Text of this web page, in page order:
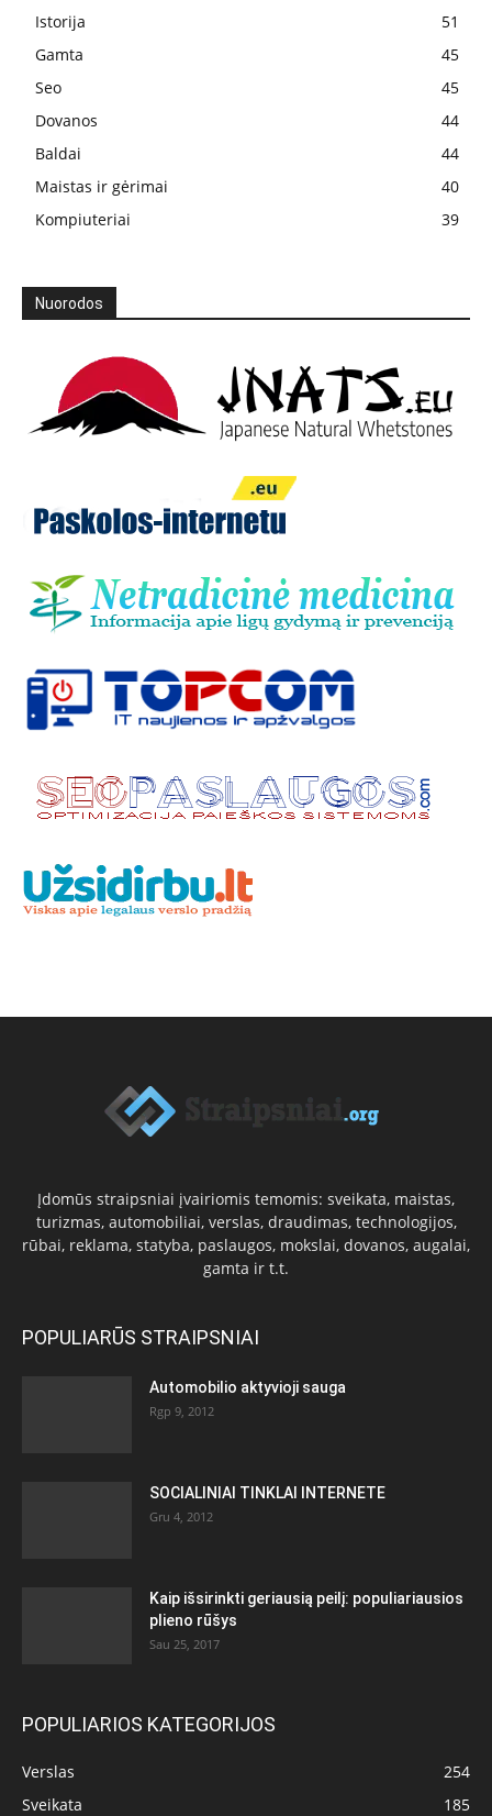
Istorija
51
Gamta
45
Seo
45
Dovanos
44
Baldai
44
Maistas ir gėrimai
40
Kompiuteriai
39
Nuorodos
Įdomūs straipsniai įvairiomis temomis: sveikata, maistas,
turizmas, automobiliai, verslas, draudimas, technologijos,
rūbai, reklama, statyba, paslaugos, mokslai, dovanos, augalai,
gamta ir t.t.
POPULIARŪS STRAIPSNIAI
Automobilio aktyvioji sauga
Rgp 9, 2012
SOCIALINIAI TINKLAI INTERNETE
Gru 4, 2012
Kaip išsirinkti geriausią peilį: populiariausios
plieno rūšys
Sau 25, 2017
POPULIARIOS KATEGORIJOS
Verslas
254
Sveikata
185